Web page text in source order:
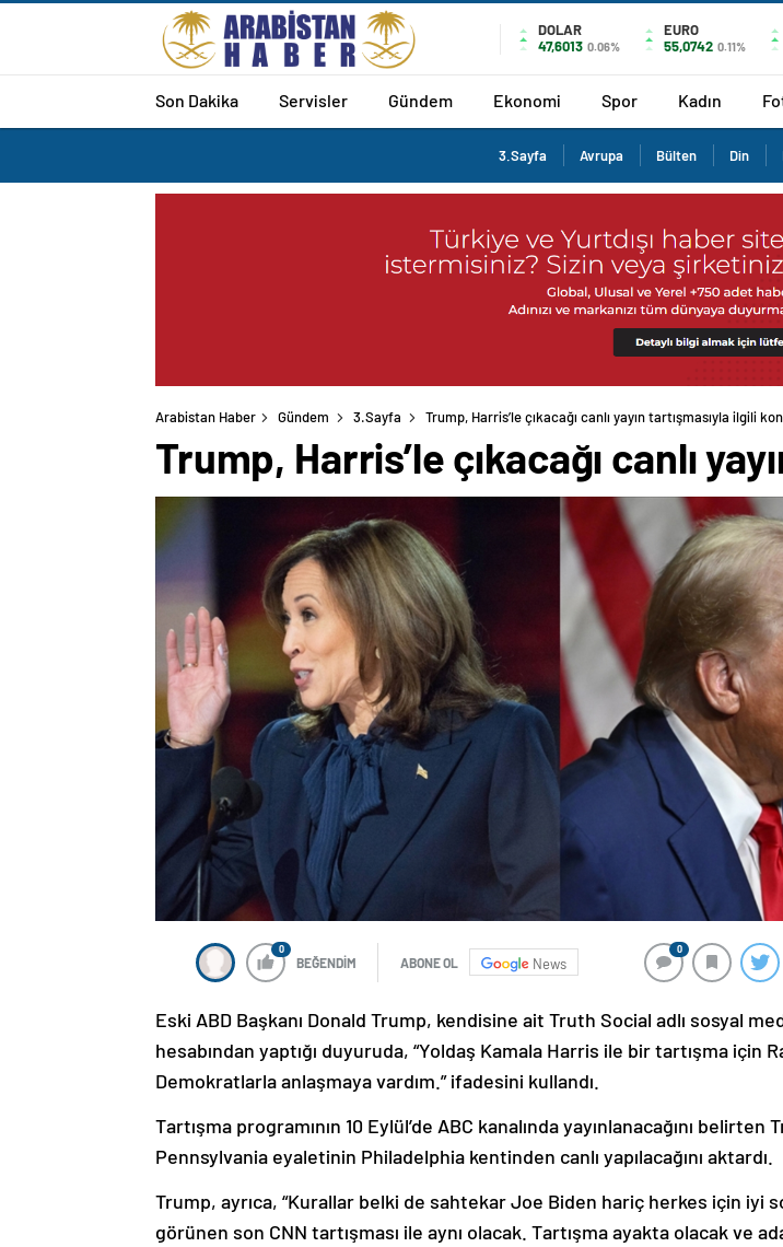
DOLAR
47,6013 0.06%
EURO
55,0742 0.11%
Son Dakika Servisler Gündem Ekonomi Spor Kadın
3.Sayfa Avrupa Bülten Din
Arabistan Haber Gündem 3.Sayfa Trump, Harris’le çıkacağı canlı yayın tartışmasıyla ilgili
Trump, Harris’le çıkacağı canlı
0
BEĞENDİM ABONE OL News
0
Eski ABD Başkanı Donald Trump, kendisine ait Truth Social adlı sosyal
hesabından yaptığı duyuruda, “Yoldaş Kamala Harris ile bir tartışma için
Demokratlarla anlaşmaya vardım.” ifadesini kullandı.
Tartışma programının 10 Eylül’de ABC kanalında yayınlanacağını belirten
Pennsylvania eyaletinin Philadelphia kentinden canlı yapılacağını aktardı.
Trump, ayrıca, “Kurallar belki de sahtekar Joe Biden hariç herkes için iyi
görünen son CNN tartışması ile aynı olacak. Tartışma ayakta olacak ve